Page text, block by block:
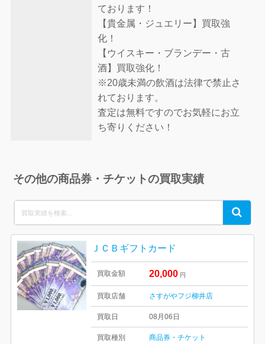
ております！
【貴金属・ジュエリー】買取強
化！
【ウイスキー・ブランデー・古
酒】買取強化！
※20歳未満の飲酒は法律で禁止さ
れております。
査定は無料ですのでお気軽にお立
ち寄りください！
その他の商品券・チケットの買取実績
for:
Search
ＪＣＢギフトカード
買取金額 20,000 円
買取店舗 さすがやフジ柳井店
買取日 08月06日
買取種別 商品券・チケット